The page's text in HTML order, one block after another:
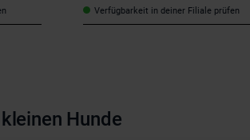
Verfügbarkeit in deiner Filiale prüfen
Hunde